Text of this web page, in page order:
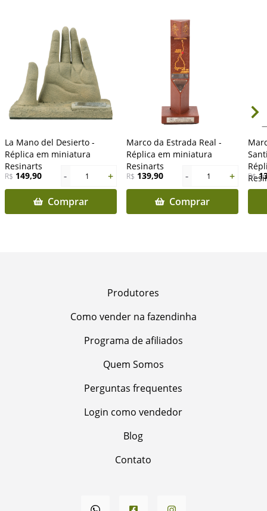
La Mano del Desierto -
Réplica em miniatura
Resinarts
R$ 149,90 - 1
+
Comprar
Marco da Estrada Real -
Réplica em miniatura
Resinarts
R$ 139,90 - 1
+
Comprar
R$
Produtores
Como vender na fazendinha
Programa de afiliados
Quem Somos
Perguntas frequentes
Login como vendedor
Blog
Contato